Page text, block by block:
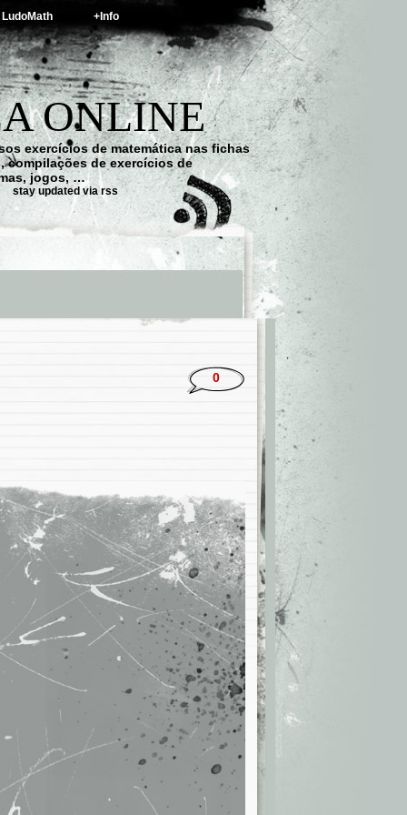
LudoMath +Info
ONLINE
exercícios de matemática nas fichas
compilações de exercícios de
jogos, …
stay updated via rss
0